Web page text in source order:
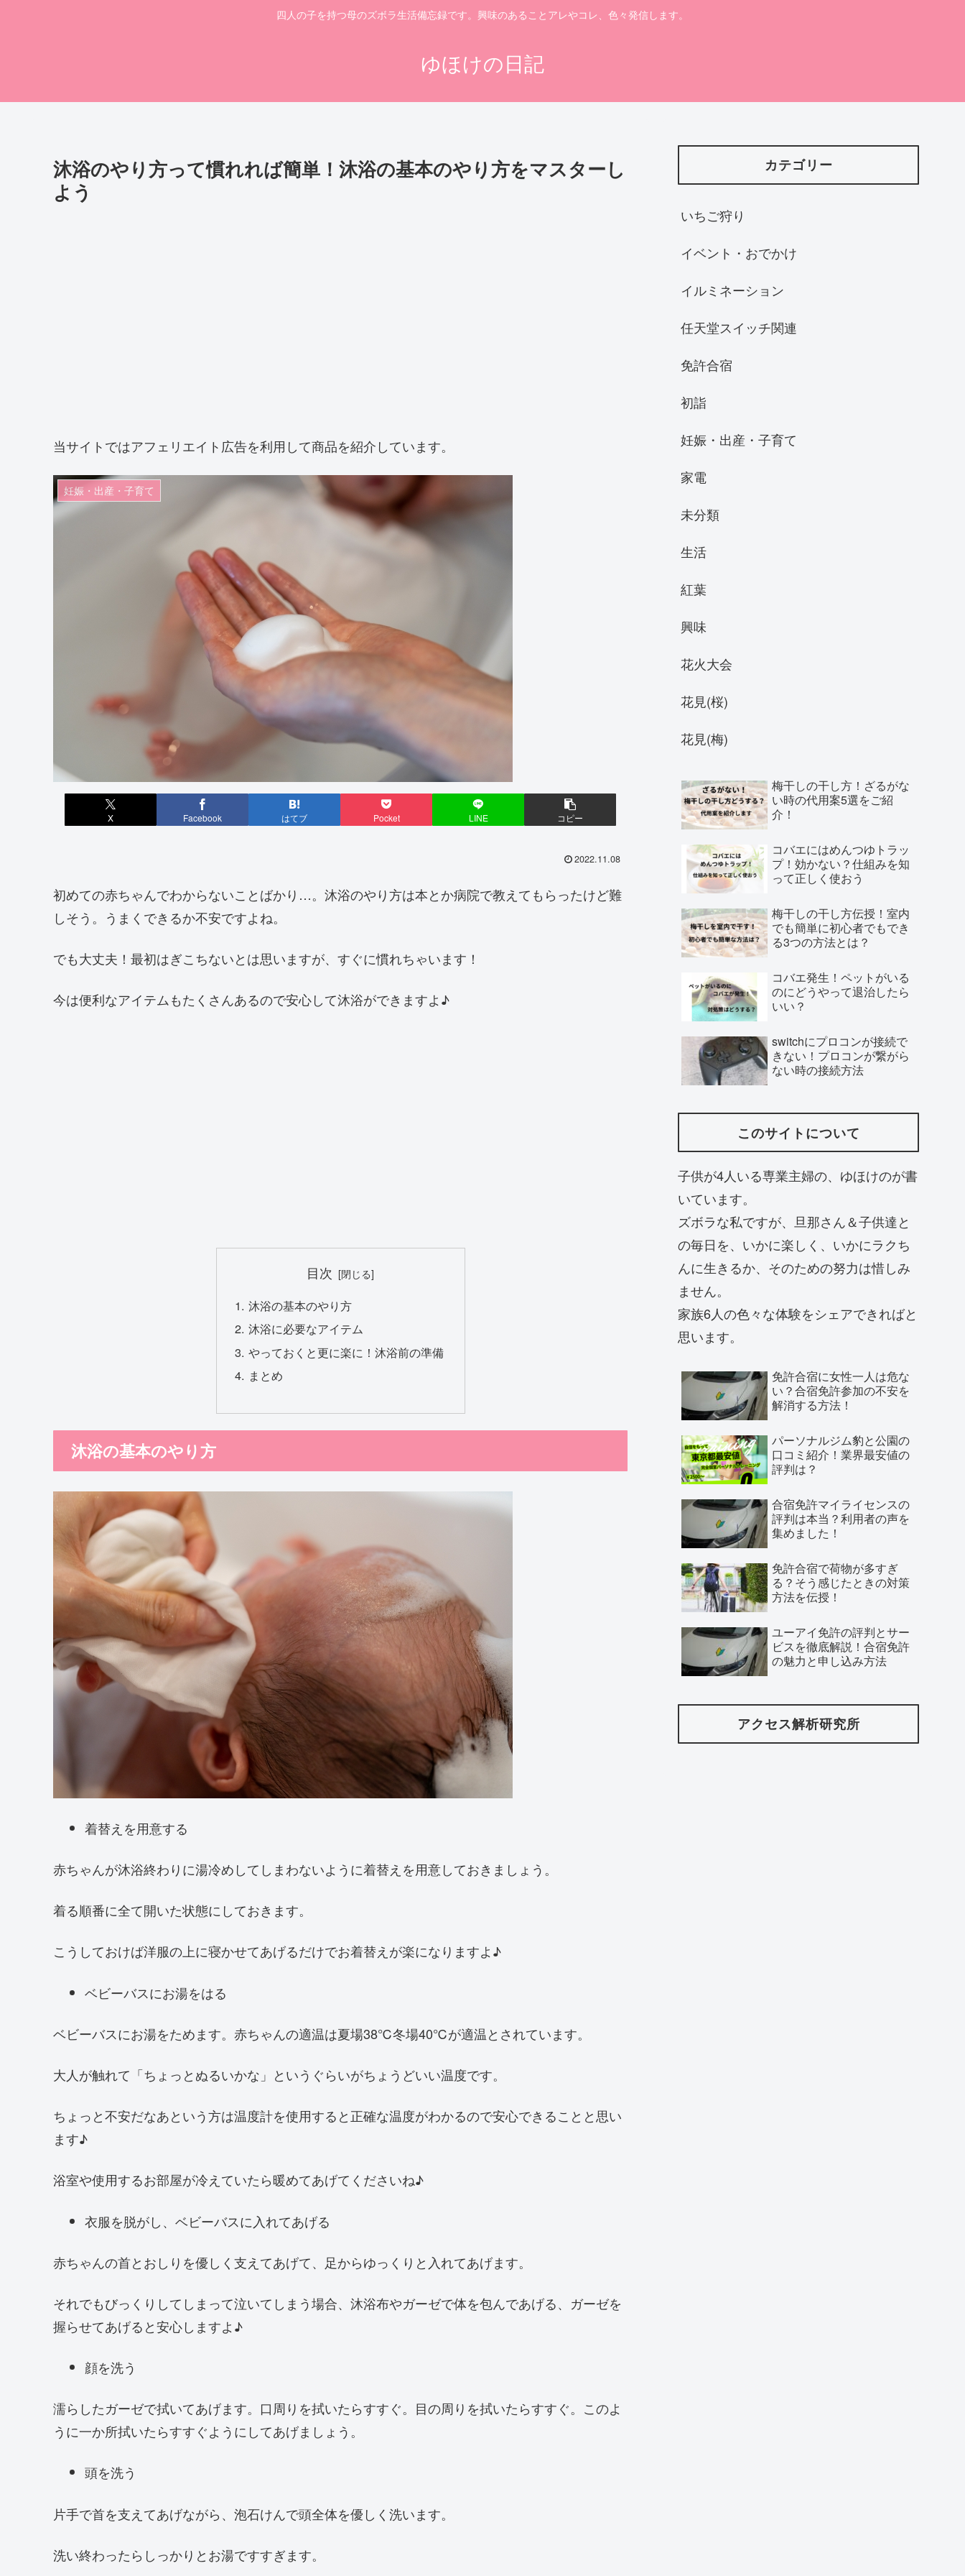
四人の子を持つ母のズボラ生活備忘録です。興味のあることアレやコレ、色々発信します。
ゆほけの日記
沐浴のやり方って慣れれば簡単！沐浴の基本のやり方をマスターし
よう
当サイトではアフェリエイト広告を利用して商品を紹介しています。
妊娠・出産・子育て
X Facebook はてブ Pocket LINE コピー
2022.11.08
初めての赤ちゃんでわからないことばかり…。沐浴のやり方は本とか病院で教えてもらったけど難
しそう。うまくできるか不安ですよね。
でも大丈夫！最初はぎこちないとは思いますが、すぐに慣れちゃいます！
今は便利なアイテムもたくさんあるので安心して沐浴ができますよ♪
目次
沐浴の基本のやり方
沐浴に必要なアイテム
やっておくと更に楽に！沐浴前の準備
まとめ
沐浴の基本のやり方
着替えを用意する
赤ちゃんが沐浴終わりに湯冷めしてしまわないように着替えを用意しておきましょう。
着る順番に全て開いた状態にしておきます。
こうしておけば洋服の上に寝かせてあげるだけでお着替えが楽になりますよ♪
ベビーバスにお湯をはる
ベビーバスにお湯をためます。赤ちゃんの適温は夏場38℃冬場40℃が適温とされています。
大人が触れて「ちょっとぬるいかな」というぐらいがちょうどいい温度です。
ちょっと不安だなあという方は温度計を使用すると正確な温度がわかるので安心できることと思い
ます♪
浴室や使用するお部屋が冷えていたら暖めてあげてくださいね♪
衣服を脱がし、ベビーバスに入れてあげる
赤ちゃんの首とおしりを優しく支えてあげて、足からゆっくりと入れてあげます。
それでもびっくりしてしまって泣いてしまう場合、沐浴布やガーゼで体を包んであげる、ガーゼを
握らせてあげると安心しますよ♪
顔を洗う
濡らしたガーゼで拭いてあげます。口周りを拭いたらすすぐ。目の周りを拭いたらすすぐ。このよ
うに一か所拭いたらすすぐようにしてあげましょう。
頭を洗う
片手で首を支えてあげながら、泡石けんで頭全体を優しく洗います。
洗い終わったらしっかりとお湯ですすぎます。
カテゴリー
いちご狩り
イベント・おでかけ
イルミネーション
任天堂スイッチ関連
免許合宿
初詣
妊娠・出産・子育て
家電
未分類
生活
紅葉
興味
花火大会
花見(桜)
花見(梅)
梅干しの干し方！ざるがな
い時の代用案5選をご紹
介！
コバエにはめんつゆトラッ
プ！効かない？仕組みを知
って正しく使おう
梅干しの干し方伝授！室内
でも簡単に初心者でもでき
る3つの方法とは？
コバエ発生！ペットがいる
のにどうやって退治したら
いい？
switchにプロコンが接続で
きない！プロコンが繋がら
ない時の接続方法
このサイトについて
子供が4人いる専業主婦の、ゆほけのが書
いています。
ズボラな私ですが、旦那さん＆子供達と
の毎日を、いかに楽しく、いかにラクち
んに生きるか、そのための努力は惜しみ
ません。
家族6人の色々な体験をシェアできればと
思います。
免許合宿に女性一人は危な
い？合宿免許参加の不安を
解消する方法！
パーソナルジム豹と公園の
口コミ紹介！業界最安値の
評判は？
合宿免許マイライセンスの
評判は本当？利用者の声を
集めました！
免許合宿で荷物が多すぎ
る？そう感じたときの対策
方法を伝授！
ユーアイ免許の評判とサー
ビスを徹底解説！合宿免許
の魅力と申し込み方法
アクセス解析研究所